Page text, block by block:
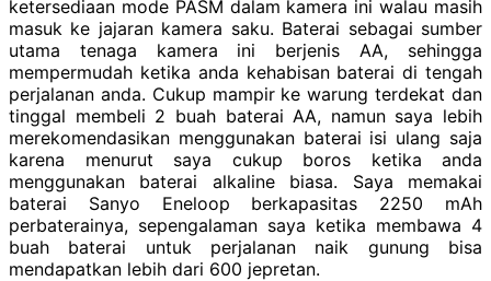
ketersediaan mode PASM dalam kamera ini walau masih
masuk ke jajaran kamera saku. Baterai sebagai sumber
utama tenaga kamera ini berjenis AA, sehingga
mempermudah ketika anda kehabisan baterai di tengah
perjalanan anda. Cukup mampir ke warung terdekat dan
tinggal membeli 2 buah baterai AA, namun saya lebih
merekomendasikan menggunakan baterai isi ulang saja
karena menurut saya cukup boros ketika anda
menggunakan baterai alkaline biasa. Saya memakai
baterai Sanyo Eneloop berkapasitas 2250 mAh
perbaterainya, sepengalaman saya ketika membawa 4
buah baterai untuk perjalanan naik gunung bisa
mendapatkan lebih dari 600 jepretan.